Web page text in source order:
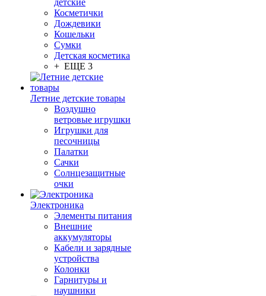
детские
Косметички
Дождевики
Кошельки
Сумки
Детская косметика
+ ЕЩЕ 3
Летние детские товары
Воздушно
ветровые игрушки
Игрушки для
песочницы
Палатки
Сачки
Солнцезащитные
очки
Электроника
Элементы питания
Внешние
аккумуляторы
Кабели и зарядные
устройства
Колонки
Гарнитуры и
наушники